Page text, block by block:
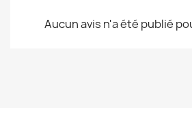
Aucun avis n'a été publié